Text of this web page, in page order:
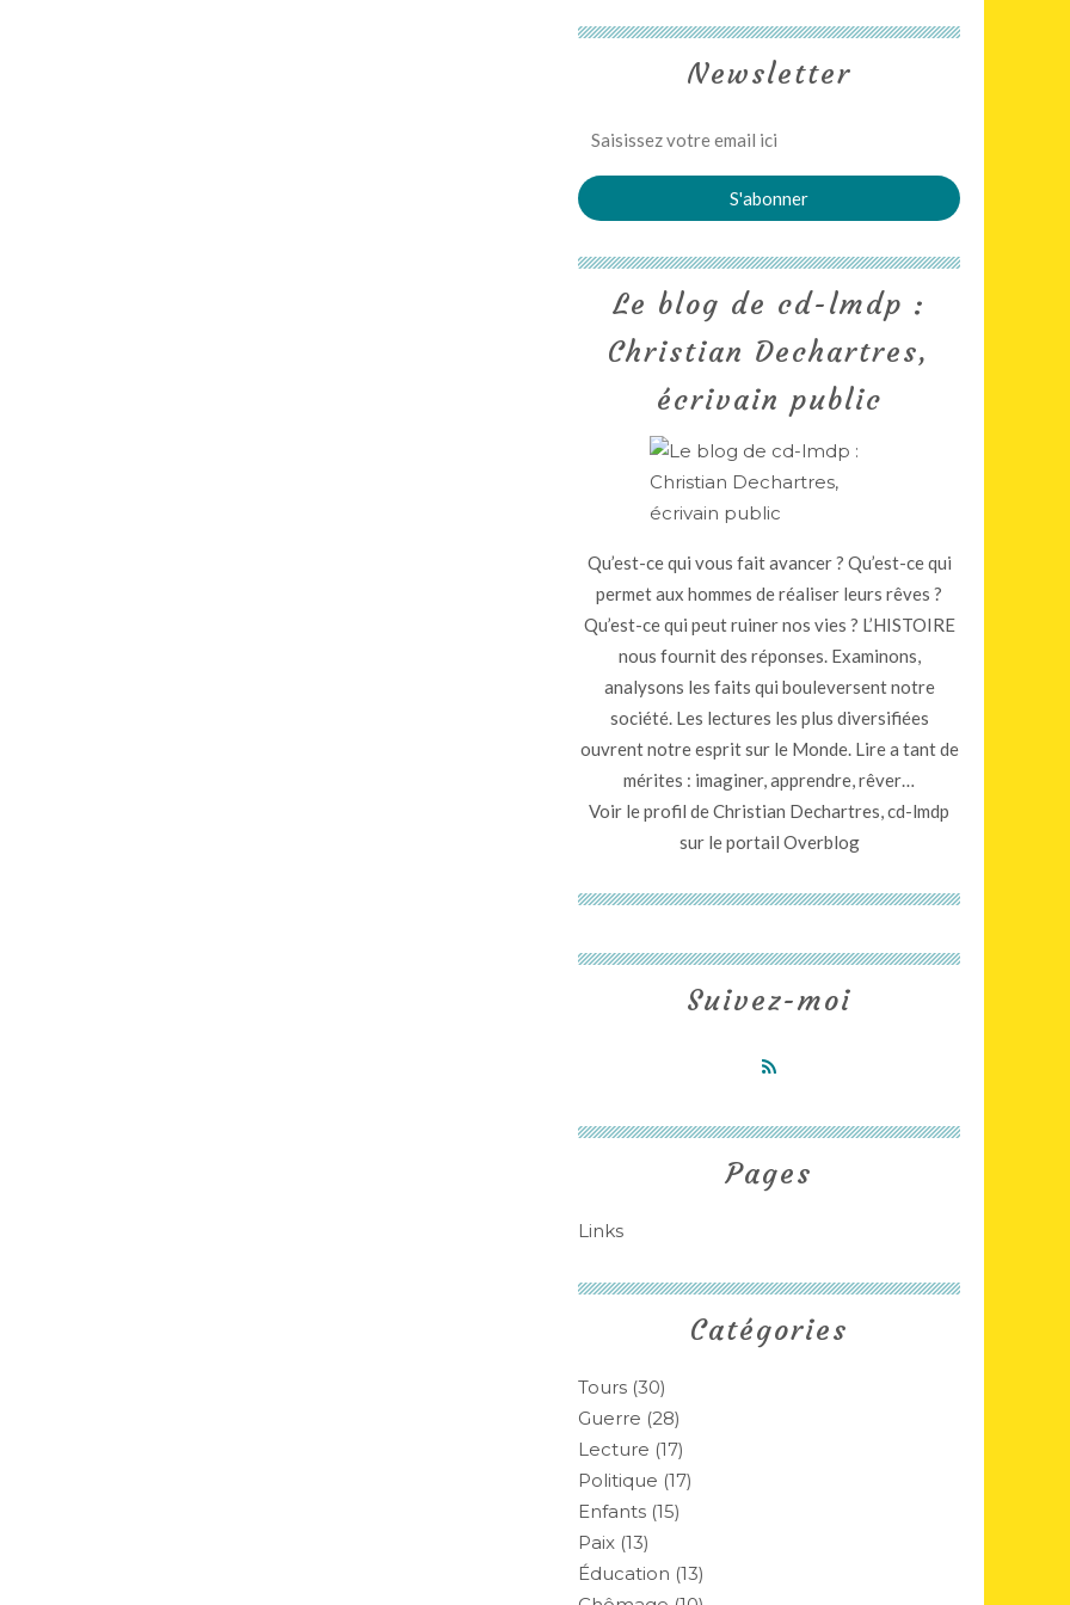
Newsletter
Catégories
Tours (30)
Guerre (28)
Lecture (17)
Politique (17)
Enfants (15)
Paix (13)
Éducation (13)
Pages
Links
Le blog de cd-lmdp :
Christian Dechartres,
écrivain public
Qu’est-ce qui vous fait avancer ? Qu’est-ce qui
permet aux hommes de réaliser leurs rêves ?
Qu’est-ce qui peut ruiner nos vies ? L’HISTOIRE
nous fournit des réponses. Examinons,
analysons les faits qui bouleversent notre
société. Les lectures les plus diversifiées
ouvrent notre esprit sur le Monde. Lire a tant de
mérites : imaginer, apprendre, rêver…
Voir le profil deChristian Dechartres, cd-lmdp
sur le portail Overblog
Suivez-moi